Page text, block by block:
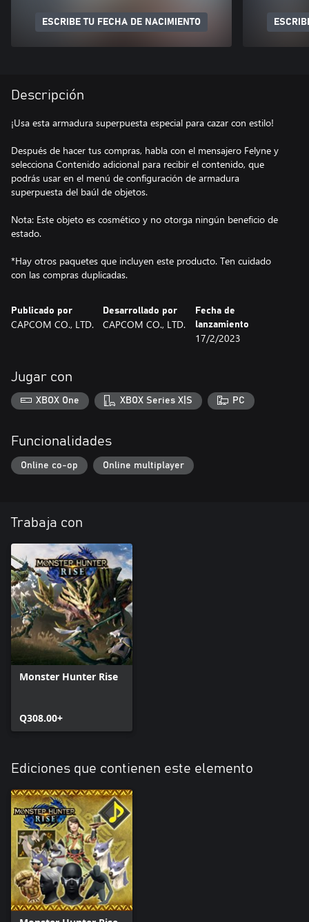
ESCRIBE TU FECHA DE NACIMIENTO
Descripción
¡Usa esta armadura superpuesta especial para cazar con estilo!
Después de hacer tus compras, habla con el mensajero Felyne y
selecciona Contenido adicional para recibir el contenido, que
podrás usar en el menú de configuración de armadura
superpuesta del baúl de objetos.
Nota: Este objeto es cosmético y no otorga ningún beneficio de
estado.
*Hay otros paquetes que incluyen este producto. Ten cuidado
con las compras duplicadas.
Publicado por
CAPCOM CO., LTD.
Desarrollado por
CAPCOM CO., LTD.
Fecha de
lanzamiento
17/2/2023
Jugar con
XBOX One XBOX Series X|S PC
Funcionalidades
Online co-op Online multiplayer
Trabaja con
Monster Hunter Rise
Q308.00+
Ediciones que contienen este elemento